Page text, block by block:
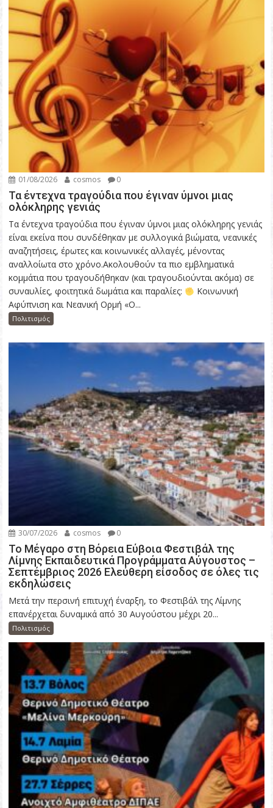
01/08/2026 cosmos 0
Τα έντεχνα τραγούδια που έγιναν ύμνοι μιας
ολόκληρης γενιάς
Τα έντεχνα τραγούδια που έγιναν ύμνοι μιας ολόκληρης γενιάς
είναι εκείνα που συνδέθηκαν με συλλογικά βιώματα, νεανικές
αναζητήσεις, έρωτες και κοινωνικές αλλαγές, μένοντας
αναλλοίωτα στο χρόνο.Ακολουθούν τα πιο εμβληματικά
κομμάτια που τραγουδήθηκαν (και τραγουδιούνται ακόμα) σε
συναυλίες, φοιτητικά δωμάτια και παραλίες:
Κοινωνική
Αφύπνιση και Νεανική Ορμή «Ο...
Πολιτισμός
30/07/2026 cosmos 0
Το Μέγαρο στη Βόρεια Εύβοια Φεστιβάλ της
Λίμνης Εκπαιδευτικά Προγράμματα Αύγουστος –
Σεπτέμβριος 2026 Ελεύθερη είσοδος σε όλες τις
εκδηλώσεις
Μετά την περσινή επιτυχή έναρξη, το Φεστιβάλ της Λίμνης
επανέρχεται δυναμικά από 30 Αυγούστου μέχρι 20...
Πολιτισμός